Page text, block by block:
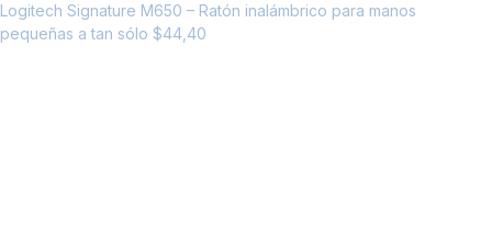
Logitech Signature M650 – Ratón inalámbrico para manos
pequeñas a tan sólo $44,40